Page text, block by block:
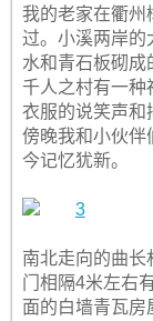
我的老家在衢州
过。小溪两岸的
水和青石板砌成
千人之村有一种
衣服的说笑声和
傍晚我和小伙伴
今记忆犹新。
南北走向的曲长
门相隔4米左右
面的白墙青瓦房